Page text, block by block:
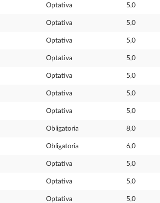
Optativa 5,0
Optativa 5,0
Optativa 5,0
Optativa 5,0
Optativa 5,0
Optativa 5,0
Optativa 5,0
Obligatoria 8,0
Obligatoria 6,0
Optativa 5,0
Optativa 5,0
Optativa 5,0